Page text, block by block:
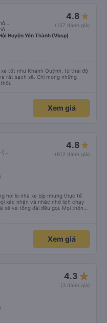
4.8
(157 đánh giá)
Huyện Yên Thành (Vbsp)
tốt như Khánh Quỳnh, từ thái độ
rất sạch sẽ. Chỉ mong những
Xem giá
4.8
(812 đánh giá)
hơi lo nhà xe bịp nhưng thực tế
xế và tổng đài đều gọi. Mọi thông
trùng khớp trong email nhận
Xem giá
4.3 star_rate
(3 đánh giá)